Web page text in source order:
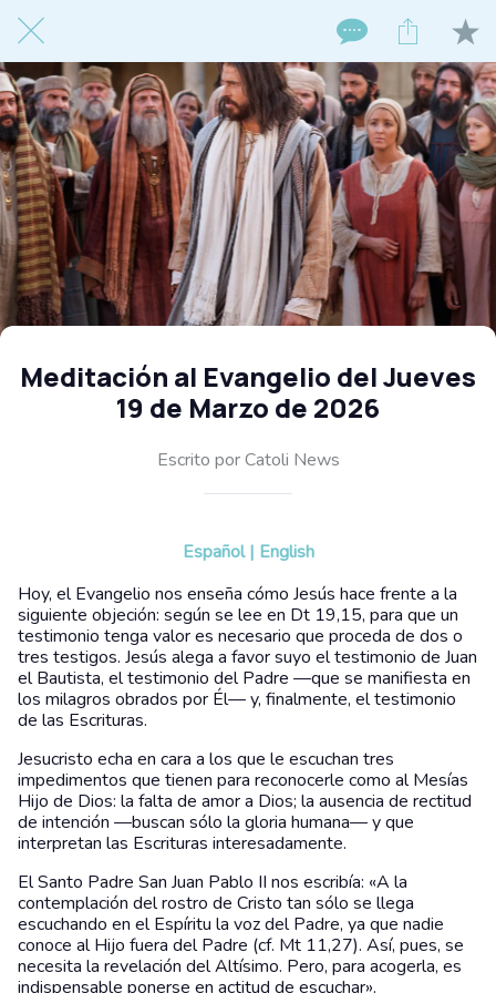
Meditación al Evangelio del Jueves
19 de Marzo de 2026
Escrito por Catoli News
Español | English
Hoy, el Evangelio nos enseña cómo Jesús hace frente a la
siguiente objeción: según se lee en Dt 19,15, para que un
testimonio tenga valor es necesario que proceda de dos o
tres testigos. Jesús alega a favor suyo el testimonio de Juan
el Bautista, el testimonio del Padre —que se manifiesta en
los milagros obrados por Él— y, finalmente, el testimonio
de las Escrituras.
Jesucristo echa en cara a los que le escuchan tres
impedimentos que tienen para reconocerle como al Mesías
Hijo de Dios: la falta de amor a Dios; la ausencia de rectitud
de intención —buscan sólo la gloria humana— y que
interpretan las Escrituras interesadamente.
El Santo Padre San Juan Pablo II nos escribía: «A la
contemplación del rostro de Cristo tan sólo se llega
escuchando en el Espíritu la voz del Padre, ya que nadie
conoce al Hijo fuera del Padre (cf. Mt 11,27). Así, pues, se
necesita la revelación del Altísimo. Pero, para acogerla, es
indispensable ponerse en actitud de escuchar».